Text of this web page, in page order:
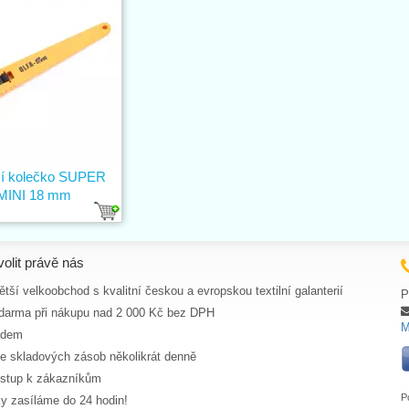
kolečko SUPER
18 mm
právě nás
velkoobchod s kvalitní českou a evropskou textilní galanterií
při nákupu nad 2 000 Kč bez DPH
skladových zásob několikrát denně
k zákazníkům
zasíláme do 24 hodin!